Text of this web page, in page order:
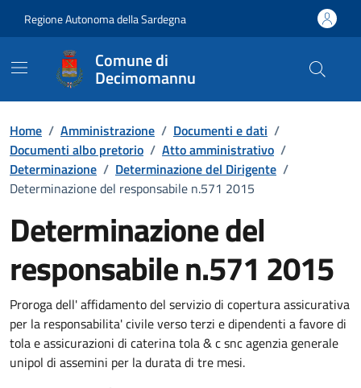
Regione Autonoma della Sardegna
Comune di
Decimomannu
Home / Amministrazione / Documenti e dati /
Documenti albo pretorio / Atto amministrativo /
Determinazione / Determinazione del Dirigente /
Determinazione del responsabile n.571 2015
Determinazione del
responsabile n.571 2015
Dettaglio del documento
Proroga dell' affidamento del servizio di copertura assicurativa
per la responsabilita' civile verso terzi e dipendenti a favore di
tola e assicurazioni di caterina tola & c snc agenzia generale
unipol di assemini per la durata di tre mesi.